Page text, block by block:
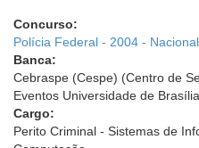
Concurso:
Polícia Federal - 2004 - Nacional
Banca:
Cebraspe (Cespe) (Centro de
Eventos Universidade de
Cargo:
Perito Criminal - Sistemas de